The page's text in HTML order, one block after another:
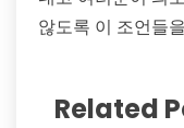
않도록 이 조언들
Related